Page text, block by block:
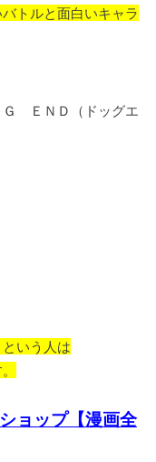
トルと面白いキャラ
Ｇ ＥＮＤ（ドッグエ
いう人は
ョップ【漫画全